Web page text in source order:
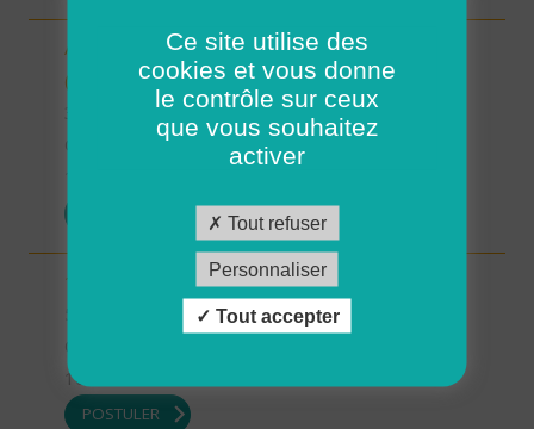
Assistant.e Administratif.ve et Facturation - CDD
(H/F)
35 - Ille-et-Vilaine
1 Auxiliaire de vie de nuit (H/F)
16/07/2026
POSTULER
Ce site utilise des
cookies et vous donne
le contrôle sur ceux
que vous souhaitez
activer
Tout refuser
Personnaliser
Tout accepter